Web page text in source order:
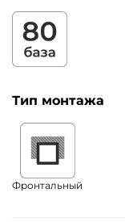
Тип монтажа
Фронтальный